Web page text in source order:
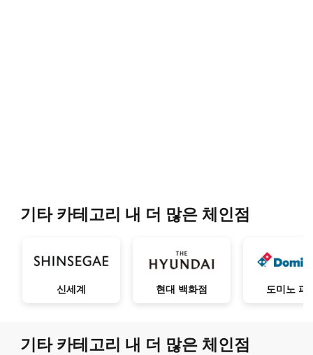
기타 카테고리 내 더 많은 체인점
신세계 현대 백화점 도미노 피
기타 카테고리 내 더 많은 체인점